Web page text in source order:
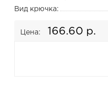
Вид крючка:
Цена: 166.60 р.